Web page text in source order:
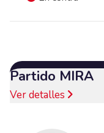
Partido MIRA
Ver detalles